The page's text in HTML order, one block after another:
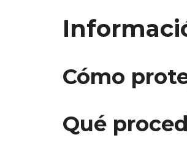
Cómo
Qué